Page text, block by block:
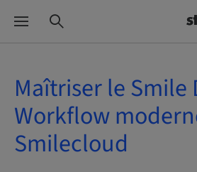
Maîtriser le Smile
Workflow
Smilecloud